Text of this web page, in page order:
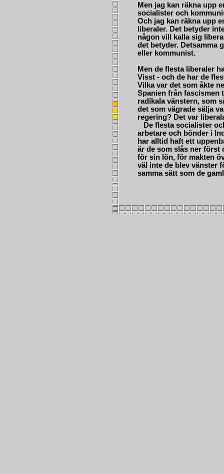
Men jag kan räkna upp
socialister och
Och jag kan räkna upp
liberaler. Det betyder
någon vill kalla sig
det betyder. Detsamma
eller kommunist.
Men de flesta liberaler
Visst - och de har de
Vilka var det som åkte
Spanien från fascismen
radikala vänstern, som
det som vägrade sälja
regering? Det var
De flesta socialister
arbetare och bönder i
har alltid haft ett
är de som slås ner först
för sin lön, för makten
väl inte de blev vänster
samma sätt som de